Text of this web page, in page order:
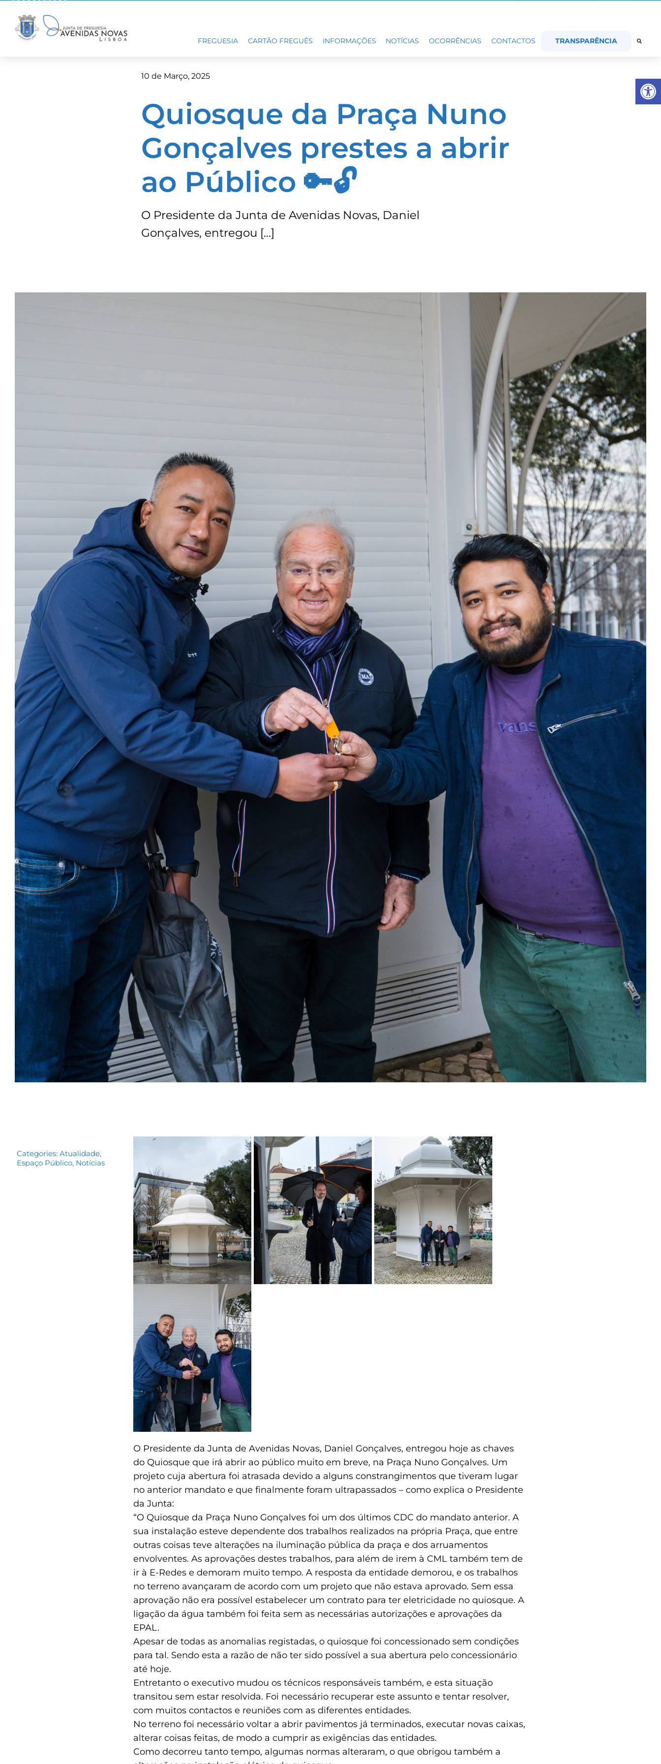
content
FREGUESIA CARTÃO FREGUÊS INFORMAÇÕES NOTÍCIAS OCORRÊNCIAS CONTACTOS TRANSPARÊNCIA
10 de Março, 2025
Quiosque da Praça Nuno
Gonçalves prestes a abrir
ao Público 🔑🔓
O Presidente da Junta de Avenidas Novas, Daniel
Gonçalves, entregou […]
Categories:Atualidade,
Espaço Público, Notícias
O Presidente da Junta de Avenidas Novas, Daniel Gonçalves, entregou hoje as chaves
do Quiosque que irá abrir ao público muito em breve, na Praça Nuno Gonçalves. Um
projeto cuja abertura foi atrasada devido a alguns constrangimentos que tiveram lugar
no anterior mandato e que finalmente foram ultrapassados – como explica o Presidente
da Junta:
“O Quiosque da Praça Nuno Gonçalves foi um dos últimos CDC do mandato anterior. A
sua instalação esteve dependente dos trabalhos realizados na própria Praça, que entre
outras coisas teve alterações na iluminação pública da praça e dos arruamentos
envolventes. As aprovações destes trabalhos, para além de irem à CML também tem de
ir à E-Redes e demoram muito tempo. A resposta da entidade demorou, e os trabalhos
no terreno avançaram de acordo com um projeto que não estava aprovado. Sem essa
aprovação não era possível estabelecer um contrato para ter eletricidade no quiosque. A
ligação da água também foi feita sem as necessárias autorizações e aprovações da
EPAL.
Apesar de todas as anomalias registadas, o quiosque foi concessionado sem condições
para tal. Sendo esta a razão de não ter sido possível a sua abertura pelo concessionário
até hoje.
Entretanto o executivo mudou os técnicos responsáveis também, e esta situação
transitou sem estar resolvida. Foi necessário recuperar este assunto e tentar resolver,
com muitos contactos e reuniões com as diferentes entidades.
No terreno foi necessário voltar a abrir pavimentos já terminados, executar novas caixas,
alterar coisas feitas, de modo a cumprir as exigências das entidades.
Como decorreu tanto tempo, algumas normas alteraram, o que obrigou também a